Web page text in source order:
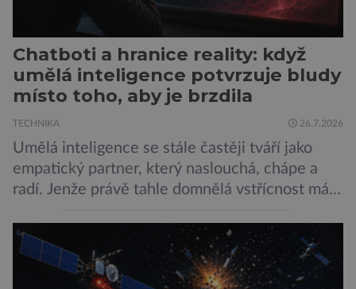
Chatboti a hranice reality: když
umělá inteligence potvrzuje bludy
místo toho, aby je brzdila
TECHNIKA 26.7.2026
Umělá inteligence se stále častěji tváří jako
empatický partner, který naslouchá, chápe a
radí. Jenže právě tahle domnělá vstřícnost má i
z City University of New York a King’s College
London ukazuje, že někteří choboti, včetně
populárního systému Grok od firmy xAI Elona